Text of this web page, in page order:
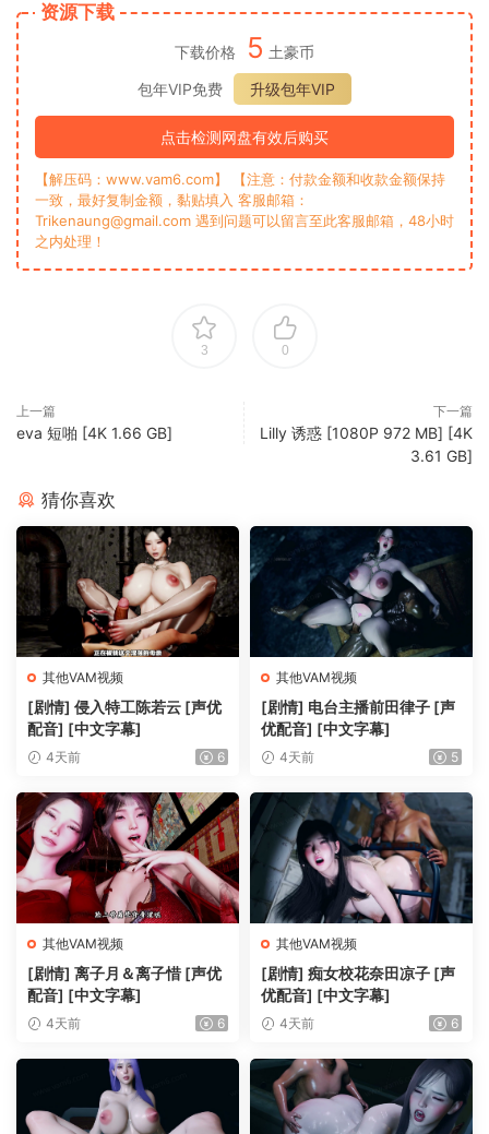
资源下载
下载价格 5 土豪币
包年VIP免费
升级包年VIP
点击检测网盘有效后购买
【解压码：www.vam6.com】 【注意：付款金额和收款金额保持
一致，最好复制金额，黏贴填入 客服邮箱：
Trikenaung@gmail.com 遇到问题可以留言至此客服邮箱，48小时
之内处理！
3 0
上一篇
eva 短啪 [4K 1.66 GB]
下一篇
Lilly 诱惑 [1080P 972 MB] [4K
3.61 GB]
猜你喜欢
其他VAM视频
[剧情] 侵入特工陈若云 [声优
配音] [中文字幕]
4天前 6
其他VAM视频
[剧情] 电台主播前田律子 [声
优配音] [中文字幕]
4天前 5
其他VAM视频
[剧情] 离子月＆离子惜 [声优
配音] [中文字幕]
4天前 6
其他VAM视频
[剧情] 痴女校花奈田凉子 [声
优配音] [中文字幕]
4天前 6